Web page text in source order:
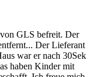
von GLS befreit. Der
Der Lieferant
war er nach 30Sek
haben Kinder mit